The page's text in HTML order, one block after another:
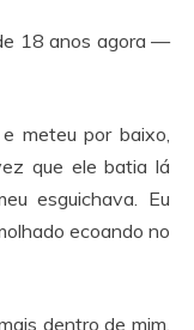
18 anos agora —
meteu por baixo,
que ele batia lá
esguichava. Eu
ecoando no
dentro de mim,